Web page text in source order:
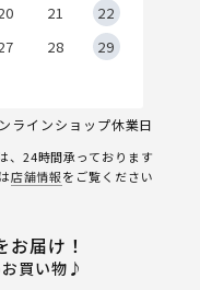
21
22
28
29
ラインショップ休業日
、24時間承っております
店舗情報をご覧ください
届け！
買い物♪